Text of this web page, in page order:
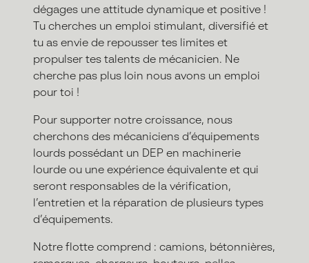
dégages une attitude dynamique et positive !
Tu cherches un emploi stimulant, diversifié et
tu as envie de repousser tes limites et
propulser tes talents de mécanicien. Ne
cherche pas plus loin nous avons un emploi
pour toi !
Pour supporter notre croissance, nous
cherchons des mécaniciens d’équipements
lourds possédant un DEP en machinerie
lourde ou une expérience équivalente et qui
seront responsables de la vérification,
l’entretien et la réparation de plusieurs types
d’équipements.
Notre flotte comprend : camions, bétonnières,